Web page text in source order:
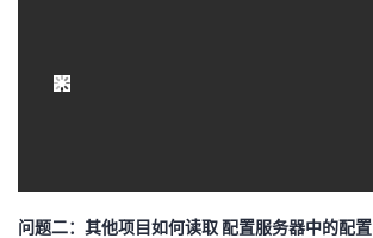
问题二：其他项目如何读取 配置服务器中的配置